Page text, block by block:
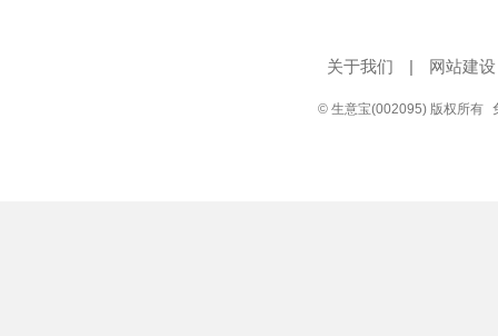
关于我们 | 网站建设
© 生意宝(002095) 版权所有